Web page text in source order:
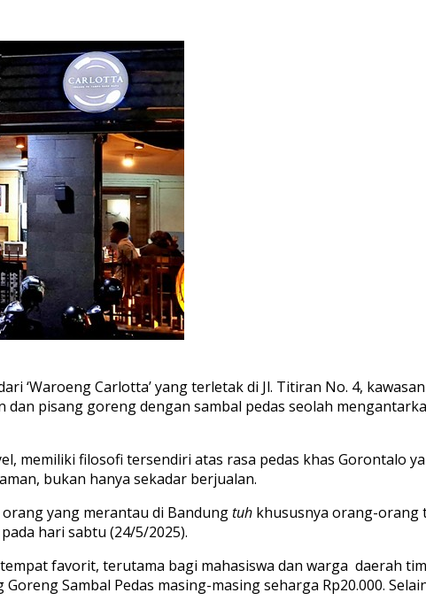
‘Waroeng Carlotta’ yang terletak di Jl. Titiran No. 4,
pisang goreng dengan sambal pedas seolah
memiliki filosofi tersendiri atas rasa pedas khas Gorontalo
bukan hanya sekadar berjualan.
yang merantau di Bandungtuh khususnya orang-orang
hari sabtu (24/5/2025).
favorit, terutama bagi mahasiswa dan warga daerah
Sambal Pedas masing-masing seharga Rp20.000.